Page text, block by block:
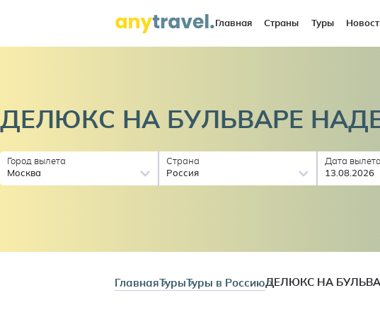
Главная Страны Туры
ДЕЛЮКС НА БУЛЬВАРЕ
Город вылета
Москва
Страна
Россия
Дата вылета
13.08.2026
ГлавнаяТурыТуры в РоссиюДЕЛЮКС НА